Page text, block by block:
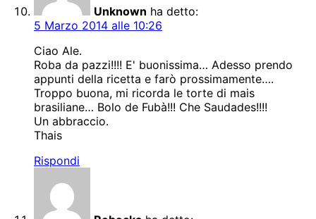
Unknown ha detto:
5 Marzo 2014 alle 10:26
Ciao Ale.
Roba da pazzi!!!! E' buonissima… Adesso prendo
appunti della ricetta e farò prossimamente….
Troppo buona, mi ricorda le torte di mais
brasiliane… Bolo de Fubà!!! Che Saudades!!!!
Un abbraccio.
Thais
Rispondi